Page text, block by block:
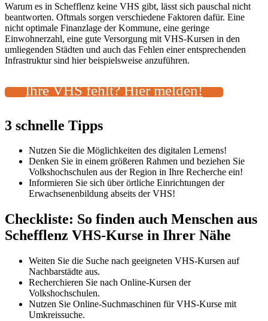
Warum es in Schefflenz keine VHS gibt, lässt sich pauschal nicht
beantworten. Oftmals sorgen verschiedene Faktoren dafür. Eine
nicht optimale Finanzlage der Kommune, eine geringe
Einwohnerzahl, eine gute Versorgung mit VHS-Kursen in den
umliegenden Städten und auch das Fehlen einer entsprechenden
Infrastruktur sind hier beispielsweise anzuführen.
Ihre VHS fehlt? Hier melden!
3 schnelle Tipps
Nutzen Sie die Möglichkeiten des digitalen Lernens!
Denken Sie in einem größeren Rahmen und beziehen Sie
Volkshochschulen aus der Region in Ihre Recherche ein!
Informieren Sie sich über örtliche Einrichtungen der
Erwachsenenbildung abseits der VHS!
Checkliste: So finden auch Menschen aus
Schefflenz VHS-Kurse in Ihrer Nähe
Weiten Sie die Suche nach geeigneten VHS-Kursen auf
Nachbarstädte aus.
Recherchieren Sie nach Online-Kursen der
Volkshochschulen.
Nutzen Sie Online-Suchmaschinen für VHS-Kurse mit
Umkreissuche.